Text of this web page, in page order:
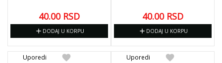
40.00 RSD
add DODAJ U KORPU
40.00 RSD
add DODAJ U KORPU
favorite
Uporedi favorite
Uporedi